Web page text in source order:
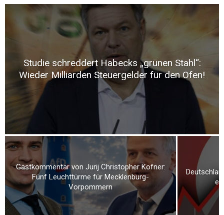
Studie schreddert Habecks „grünen Stahl“:
Wieder Milliarden Steuergelder für den Ofen!
Gastkommentar von Jurij Christopher Kofner:
Fünf Leuchttürme für Mecklenburg-
Vorpommern